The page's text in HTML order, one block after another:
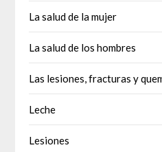
La salud de la mujer
La salud de los hombres
Las lesiones, fracturas y
Leche
Lesiones